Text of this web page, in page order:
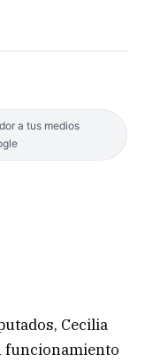
a tus medios
Cecilia
funcionamiento